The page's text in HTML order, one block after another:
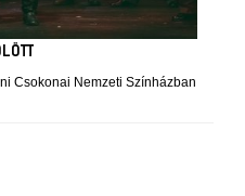
Csokonai Nemzeti Színházban